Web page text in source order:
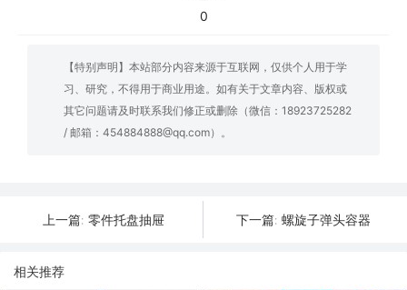
0
【特别声明】本站部分内容来源于互联网，仅供个人用于学
习、研究，不得用于商业用途。如有关于文章内容、版权或
其它问题请及时联系我们修正或删除（微信：18923725282
/ 邮箱：454884888@qq.com）。
上一篇: 零件托盘抽屉 下一篇: 螺旋子弹头容器
相关推荐